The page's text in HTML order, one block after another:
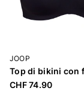
JOOP
CHF 74.90